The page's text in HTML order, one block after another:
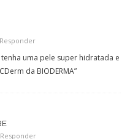
Responder
uma pele super hidratada e
da BIODERMA”
Responder